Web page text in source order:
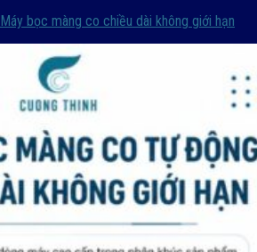
Máy bọc màng co chiều dài không giới hạn